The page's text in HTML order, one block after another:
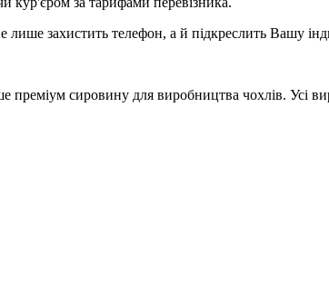
захистить телефон, а й підкреслить Вашу
сировину для виробництва чохлів. Усі